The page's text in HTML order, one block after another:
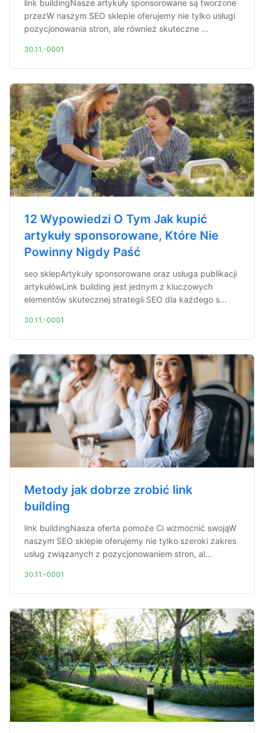
link buildingNasze artykuły sponsorowane są tworzone
przezW naszym SEO sklepie oferujemy nie tylko usługi
pozycjonowania stron, ale również skuteczne ...
30.11.-0001
12 Wypowiedzi O Tym Jak kupić
artykuły sponsorowane, Które Nie
Powinny Nigdy Paść
seo sklepArtykuły sponsorowane oraz usługa publikacji
artykułówLink building jest jednym z kluczowych
elementów skutecznej strategii SEO dla każdego s...
30.11.-0001
Metody jak dobrze zrobić link
building
link buildingNasza oferta pomoże Ci wzmocnić swojąW
naszym SEO sklepie oferujemy nie tylko szeroki zakres
usług związanych z pozycjonowaniem stron, al...
30.11.-0001